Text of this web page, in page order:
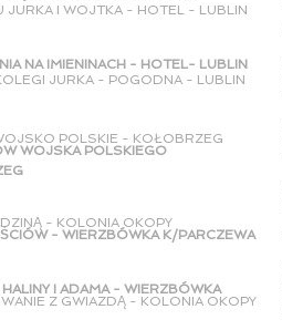
JURKA I WOJTKA - HOTEL - LUBLIN
NA IMIENINACH - HOTEL- LUBLIN
JURKA - POGODNA - LUBLIN
POLSKIE - KOŁOBRZEG
WOJSKA POLSKIEGO
- KOLONIA OKOPY
- WIERZBÓWKA K/PARCZEWA
I ADAMA - WIERZBÓWKA
Z GWIAZDĄ - KOLONIA OKOPY